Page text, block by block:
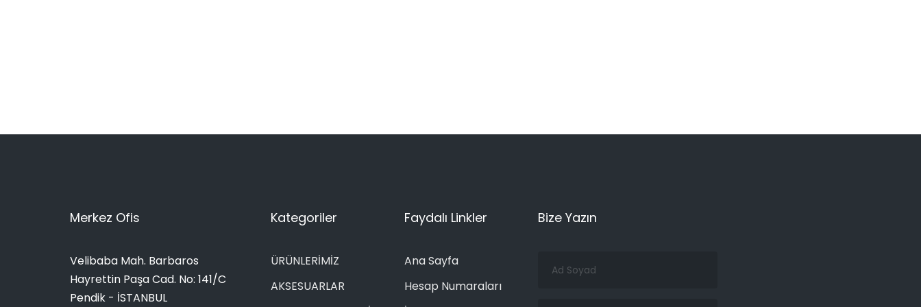
Merkez Ofis
Velibaba Mah. Barbaros
Hayrettin Paşa Cad. No: 141/C
Pendik - İSTANBUL
Kategoriler
ÜRÜNLERİMİZ
AKSESUARLAR
Faydalı Linkler
Ana Sayfa
Hesap Numaraları
Bize Yazın
Soyad